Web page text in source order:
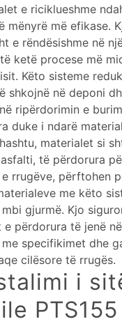
e riciklueshme
mënyrë më efikase.
e rëndësishme në
ketë procese më
Këto sisteme
shkojnë në deponi
ripërdorimin e
duke i ndarë
materialet si
të përdorura
rrugëve, përftohen
me këto
gjurmë. Kjo
e përdorura të jenë në
specifikimet dhe
cilësore të rrugës.
i